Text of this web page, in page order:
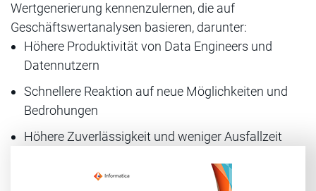
Wertgenerierung kennenzulernen, die auf
Geschäftswertanalysen basieren, darunter:
Höhere Produktivität von Data Engineers und
Datennutzern
Schnellere Reaktion auf neue Möglichkeiten und
Bedrohungen
Höhere Zuverlässigkeit und weniger Ausfallzeit